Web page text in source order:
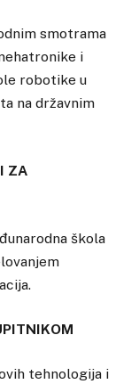
smotrama
i
robotike u
na državnim
ZA
škola
tehnologija i